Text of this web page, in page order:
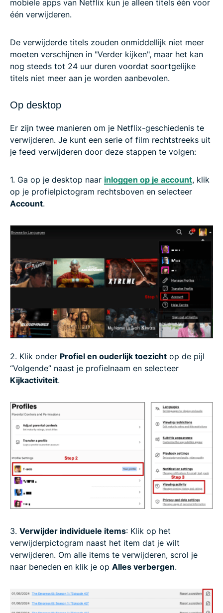
mobiele apps van Netflix kun je alleen titels één voor
één verwijderen.
De verwijderde titels zouden onmiddellijk niet meer
moeten verschijnen in "Verder kijken", maar het kan
nog steeds tot 24 uur duren voordat soortgelijke
titels niet meer aan je worden aanbevolen.
Op desktop
Er zijn twee manieren om je Netflix-geschiedenis te
verwijderen. Je kunt een serie of film rechtstreeks uit
je feed verwijderen door deze stappen te volgen:
1. Ga op je desktop naar inloggen op je account, klik
op je profielpictogram rechtsboven en selecteer
Account.
2. Klik onder Profiel en ouderlijk toezicht op de pijl
“Volgende” naast je profielnaam en selecteer
Kijkactiviteit.
3. Verwijder individuele items: Klik op het
verwijderpictogram naast het item dat je wilt
verwijderen. Om alle items te verwijderen, scrol je
naar beneden en klik je op Alles verbergen.